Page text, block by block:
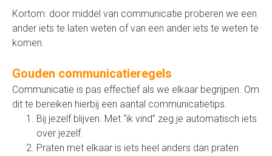
Kortom: door middel van communicatie proberen we een
ander iets te laten weten of van een ander iets te weten te
komen.
Gouden communicatieregels
Communicatie is pas effectief als we elkaar begrijpen. Om
dit te bereiken hierbij een aantal communicatietips.
Bij jezelf blijven. Met “ik vind” zeg je automatisch iets
over jezelf.
Praten met elkaar is iets heel anders dan praten